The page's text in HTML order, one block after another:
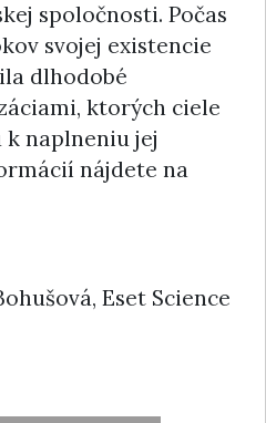
spoločnosti. Počas
svojej existencie
dlhodobé
ktorých ciele
k naplneniu jej
nájdete na
Eset Science